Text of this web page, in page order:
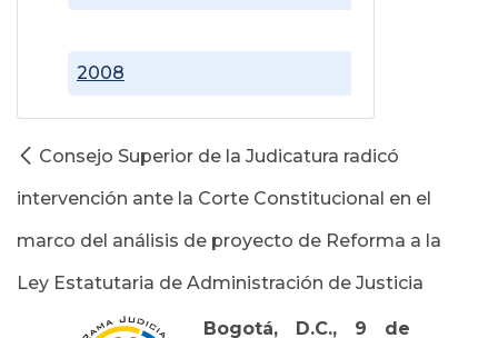
2008
Consejo Superior de la Judicatura radicó
intervención ante la Corte Constitucional en el
marco del análisis de proyecto de Reforma a la
Ley Estatutaria de Administración de Justicia
Bogotá, D.C., 9 de